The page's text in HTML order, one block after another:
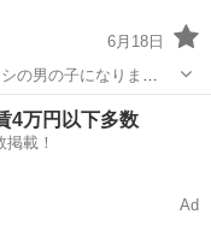
6月18日
の男の子になりま
プ フクロモモンガ
4万円以下多数
載！
Ad